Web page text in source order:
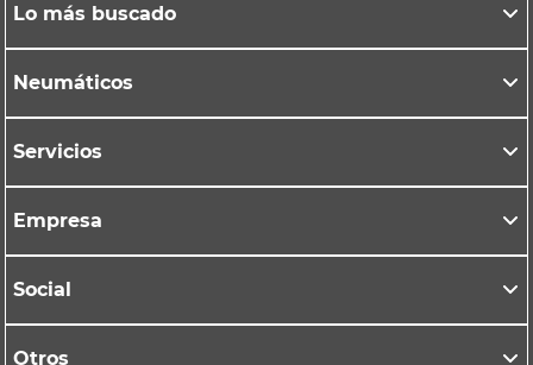
Lo más buscado
Neumáticos
Servicios
Empresa
Social
Otros